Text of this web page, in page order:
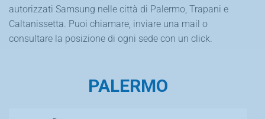
autorizzati Samsung nelle città di Palermo, Trapani e
Caltanissetta. Puoi chiamare, inviare una mail o
consultare la posizione di ogni sede con un click.
PALERMO